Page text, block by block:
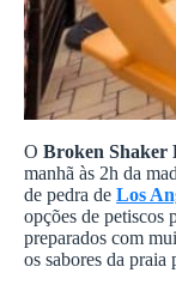
O Broken Shaker
manhã às 2h da
de pedra de Los
opções de petiscos
preparados com
os sabores da praia